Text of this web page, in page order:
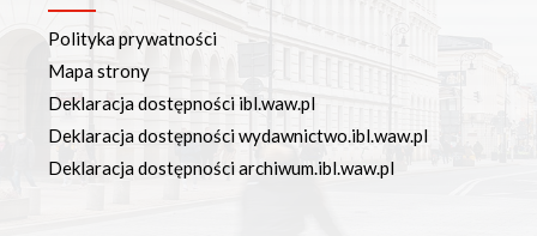
Polityka prywatności
Mapa strony
Deklaracja dostępności ibl.waw.pl
Deklaracja dostępności wydawnictwo.ibl.waw.pl
Deklaracja dostępności archiwum.ibl.waw.pl